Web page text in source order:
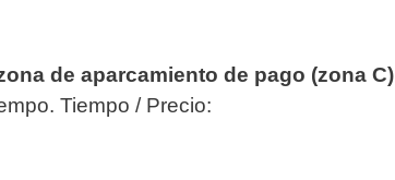
ona de aparcamiento de pago (zona C)
Tiempo / Precio: